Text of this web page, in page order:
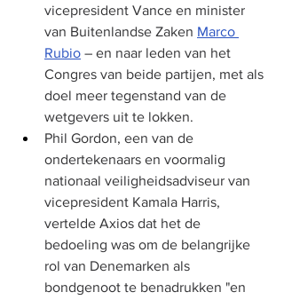
vicepresident Vance en minister
van Buitenlandse Zaken Marco
Rubio – en naar leden van het
Congres van beide partijen, met als
doel meer tegenstand van de
wetgevers uit te lokken.
Phil Gordon, een van de
ondertekenaars en voormalig
nationaal veiligheidsadviseur van
vicepresident Kamala Harris,
vertelde Axios dat het de
bedoeling was om de belangrijke
rol van Denemarken als
bondgenoot te benadrukken "en